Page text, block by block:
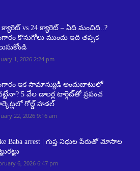
క్యారెట్ vs 24 క్యారెట్ – ఏది మంచిది..?
కొనుగోలు ముందు ఇది తప్పక
1, 2026 2:24 pm
ఇక సామాన్యుడి అందుబాటులో
5 వేల డాలర్ల టార్గెట్‌తో ప్రపంచ
గోల్డ్ హడల్
22, 2026 9:16 am
Baba arrest | గుప్త నిధుల పేరుతో మోసాల
6, 2026 6:47 pm